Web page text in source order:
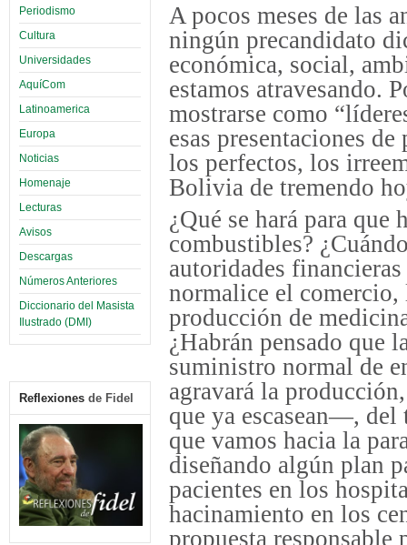
Periodismo
Cultura
Universidades
AquíCom
Latinoamerica
Europa
Noticias
Homenaje
Lecturas
Avisos
Descargas
Números Anteriores
Diccionario del Masista
Ilustrado (DMI)
Reflexiones de Fidel
A pocos meses de las
ningún precandidato
económica, social,
estamos atravesando.
mostrarse como
esas presentaciones
los perfectos, los
Bolivia de tremendo
¿Qué se hará para que
combustibles?
autoridades
normalice el
producción de
¿Habrán pensado que
suministro normal de
agravará la
que ya escasean—, del
que vamos hacia la
diseñando algún plan
pacientes en los
hacinamiento en los
propuesta responsable